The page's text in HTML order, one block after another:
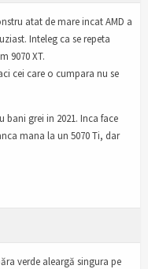
atat de mare incat AMD a
Inteleg ca se repeta
9070 XT.
cei care o cumpara nu se
grei in 2021. Inca face
mana la un 5070 Ti, dar
verde aleargă singura pe